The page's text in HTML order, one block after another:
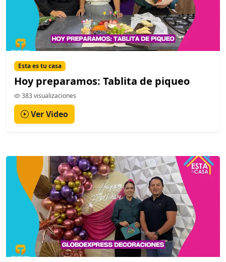
Esta es tu casa
Hoy preparamos: Tablita de piqueo
383 visualizaciones
Ver Video